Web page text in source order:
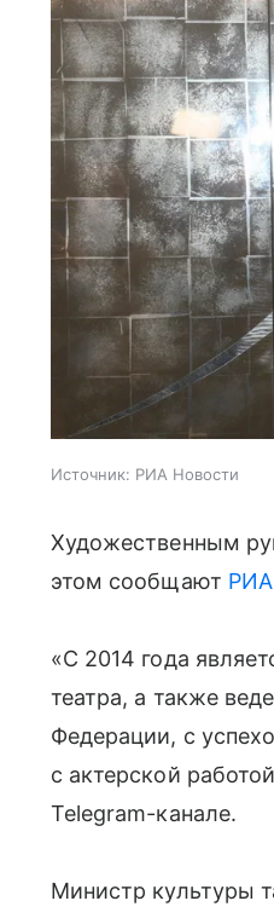
Источник: РИА Новости
Художественным
этом сообщают
«С 2014 года
театра, а также
Федерации, с
с актерской
Telegram-канале.
Министр культуры